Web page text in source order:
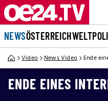
NEWSÖSTERREICHWELT
Video News Video Ende
ENDE EINES